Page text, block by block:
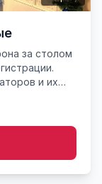
за столом
и их